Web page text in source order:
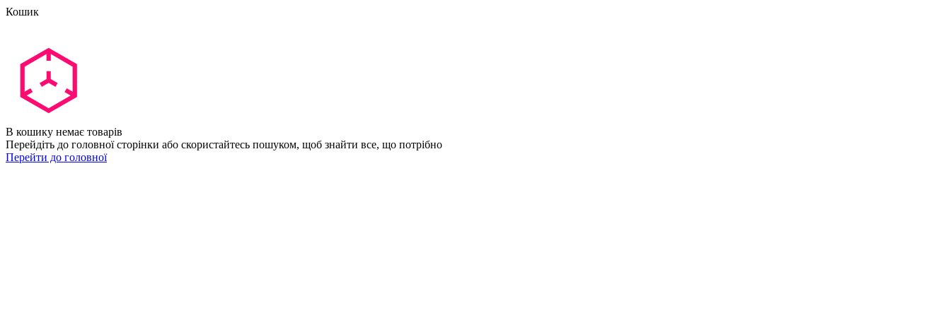
Кошик
В кошику немає товарів
Перейдіть до головної сторінки або скористайтесь пошуком, щоб знайти все, що потрібно
Перейти до головної